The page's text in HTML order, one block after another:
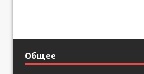
Общее